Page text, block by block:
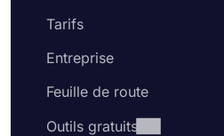
Tarifs
Entreprise
Feuille de route
Outils gratuits